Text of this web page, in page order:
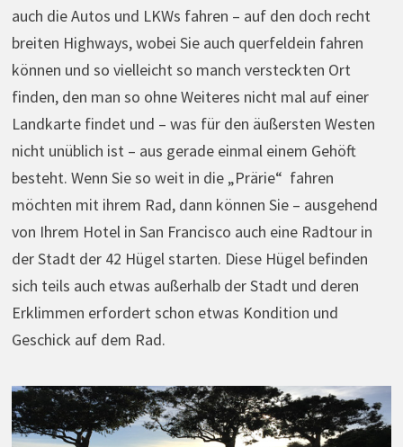
auch die Autos und LKWs fahren – auf den doch recht
breiten Highways, wobei Sie auch querfeldein fahren
können und so vielleicht so manch versteckten Ort
finden, den man so ohne Weiteres nicht mal auf einer
Landkarte findet und – was für den äußersten Westen
nicht unüblich ist – aus gerade einmal einem Gehöft
besteht. Wenn Sie so weit in die „Prärie“ fahren
möchten mit ihrem Rad, dann können Sie – ausgehend
von Ihrem Hotel in San Francisco auch eine Radtour in
der Stadt der 42 Hügel starten. Diese Hügel befinden
sich teils auch etwas außerhalb der Stadt und deren
Erklimmen erfordert schon etwas Kondition und
Geschick auf dem Rad.